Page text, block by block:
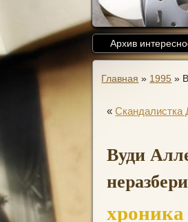
Архив
Главная » 1995 »
«
Вуди
хроника